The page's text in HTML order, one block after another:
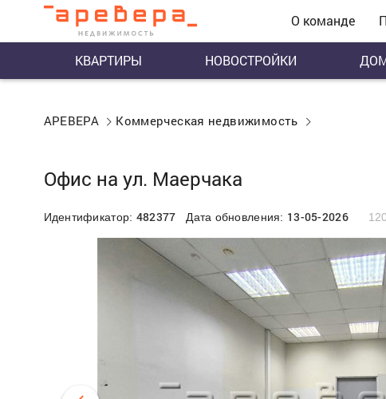
О команде
КВАРТИРЫ НОВОСТРОЙКИ
АРЕВЕРА Коммерческая недвижимость
Офис на ул. Маерчака
Идентификатор: 482377 Дата обновления: 13-05-2026 120